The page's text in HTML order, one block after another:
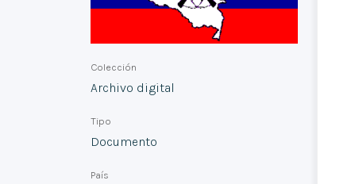
Colección
Archivo digital
Tipo
Documento
País